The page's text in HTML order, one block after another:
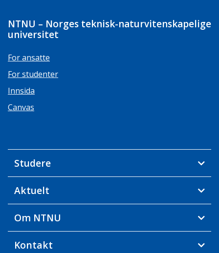
NTNU – Norges teknisk-naturvitenskapelige
universitet
For ansatte
For studenter
Innsida
Canvas
Studere
Aktuelt
Om NTNU
Kontakt